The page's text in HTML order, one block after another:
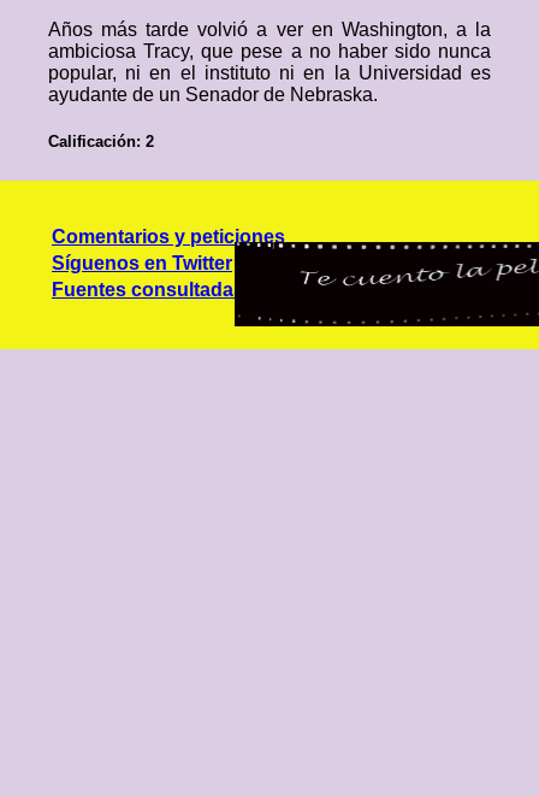
Años más tarde volvió a ver en Washington, a la
ambiciosa Tracy, que pese a no haber sido nunca
popular, ni en el instituto ni en la Universidad es
ayudante de un Senador de Nebraska.
Calificación: 2
Comentarios y peticiones
Síguenos en Twitter
Fuentes consultadas